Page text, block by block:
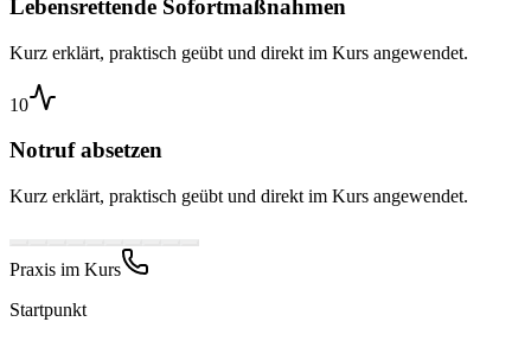
Lebensrettende Sofortmaßnahmen
Kurz erklärt, praktisch geübt und direkt im Kurs angewendet.
10
Notruf absetzen
Kurz erklärt, praktisch geübt und direkt im Kurs angewendet.
Praxis im Kurs
Startpunkt